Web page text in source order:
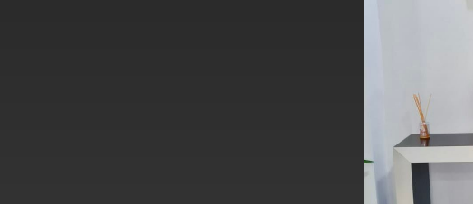
外交部長林佳龍於《外交事務》撰文指出：自由世界
總統主持「台美經濟繁榮夥伴對話」記者會 說明
外交部長林佳龍接受印尼「時代雜誌」專訪，闡述印